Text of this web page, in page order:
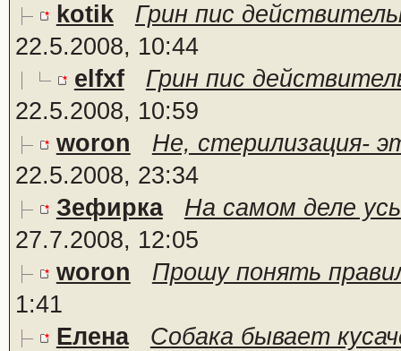
kotik
Грин пис
22.5.2008, 10:44
elfxf
Грин пис
22.5.2008, 10:59
woron
Не, стерилизация-
22.5.2008, 23:34
Зефирка
На самом деле
27.7.2008, 12:05
woron
Прошу понять
1:41
Елена
Собака бывает